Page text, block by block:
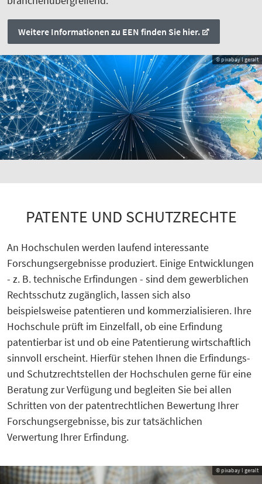
Weitere Informationen zu EEN finden Sie hier.
© pixabay l geralt
PATENTE UND SCHUTZRECHTE
An Hochschulen werden laufend interessante
Forschungsergebnisse produziert. Einige Entwicklungen
- z. B. technische Erfindungen - sind dem gewerblichen
Rechtsschutz zugänglich, lassen sich also
beispielsweise patentieren und kommerzialisieren. Ihre
Hochschule prüft im Einzelfall, ob eine Erfindung
patentierbar ist und ob eine Patentierung wirtschaftlich
sinnvoll erscheint. Hierfür stehen Ihnen die Erfindungs-
und Schutzrechtstellen der Hochschulen gerne für eine
Beratung zur Verfügung und begleiten Sie bei allen
Schritten von der patentrechtlichen Bewertung Ihrer
Forschungsergebnisse, bis zur tatsächlichen
Verwertung Ihrer Erfindung.
© pixabay l geralt